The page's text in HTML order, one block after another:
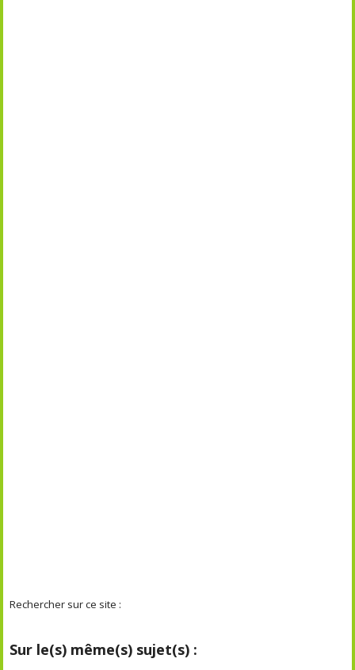
Rechercher sur ce site :
Sur le(s) même(s) sujet(s) :